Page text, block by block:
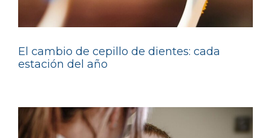
El cambio de cepillo de dientes: cada
estación del año